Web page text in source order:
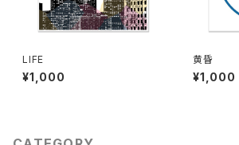
LIFE
¥1,000
黄昏
¥1,000